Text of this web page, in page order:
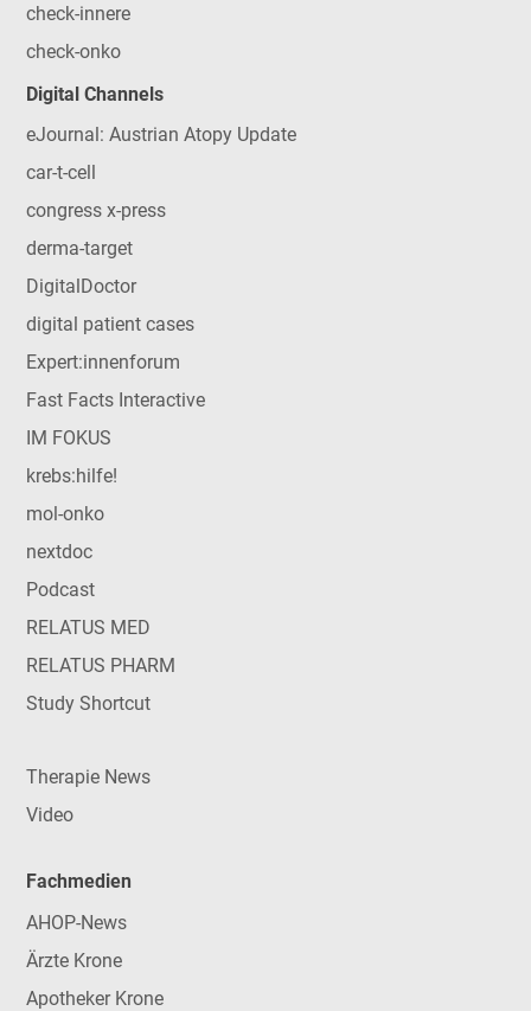
check-innere
check-onko
Digital Channels
eJournal: Austrian Atopy Update
car-t-cell
congress x-press
derma-target
DigitalDoctor
digital patient cases
Expert:innenforum
Fast Facts Interactive
IM FOKUS
krebs:hilfe!
mol-onko
nextdoc
Podcast
RELATUS MED
RELATUS PHARM
Study Shortcut
Therapie News
Video
Fachmedien
AHOP-News
Ärzte Krone
Apotheker Krone